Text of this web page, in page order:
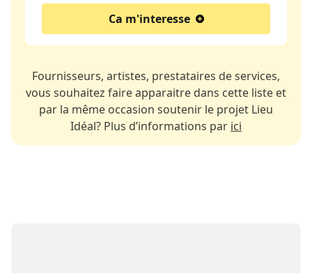
Ca m'interesse
Fournisseurs, artistes, prestataires de services,
vous souhaitez faire apparaitre dans cette liste et
par la même occasion soutenir le projet Lieu
Idéal? Plus d’informations par ici